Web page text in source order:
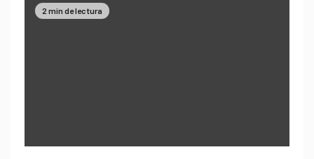
2 min de lectura